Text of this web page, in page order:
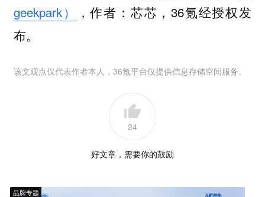
geekpark）
，作者：芯芯，36氪经授权发
布。
该文观点仅代表作者本人，36氪平台仅提供信息存储空间服务。
24
好文章，需要你的鼓励
品牌专题